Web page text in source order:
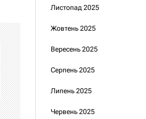
Листопад 2025
Жовтень 2025
Вересень 2025
Серпень 2025
Липень 2025
Червень 2025